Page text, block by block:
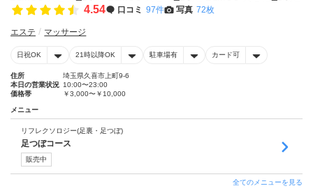
4.54 口コミ 97件 写真 72枚
エステ マッサージ
日祝OK 21時以降OK 駐車場有 カード可
住所
埼玉県久喜市上町9-6
本日の営業状況 10:00〜23:00
価格帯
￥3,000〜￥10,000
メニュー
リフレクソロジー(足裏・足つぼ)
足つぼコース
販売中
全てのメニューを見る